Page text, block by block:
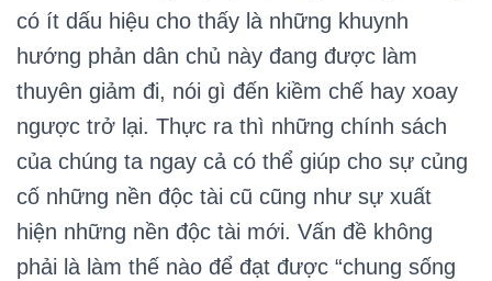
có ít dấu hiệu cho thấy là những khuynh
hướng phản dân chủ này đang được làm
thuyên giảm đi, nói gì đến kiềm chế hay xoay
ngược trở lại. Thực ra thì những chính sách
của chúng ta ngay cả có thể giúp cho sự củng
cố những nền độc tài cũ cũng như sự xuất
hiện những nền độc tài mới. Vấn đề không
phải là làm thế nào để đạt được “chung sống